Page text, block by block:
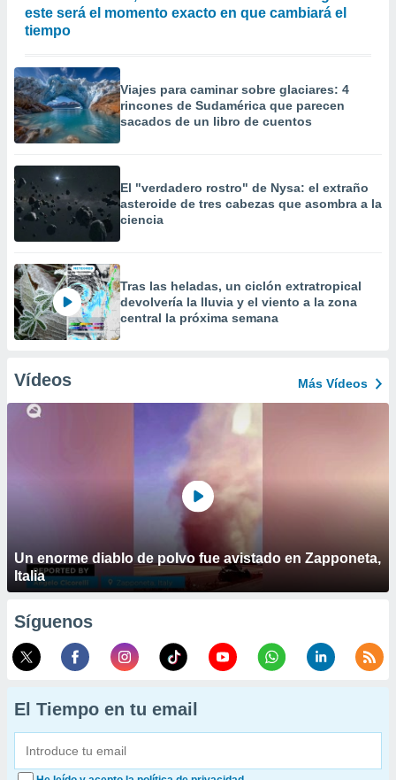
este será el momento exacto en que cambiará el
tiempo
Viajes para caminar sobre glaciares: 4
rincones de Sudamérica que parecen
sacados de un libro de cuentos
El "verdadero rostro" de Nysa: el extraño
asteroide de tres cabezas que asombra a la
ciencia
Tras las heladas, un ciclón extratropical
devolvería la lluvia y el viento a la zona
central la próxima semana
Vídeos Más Vídeos
Un enorme diablo de polvo fue avistado en Zapponeta,
Italia
Síguenos
El Tiempo en tu email